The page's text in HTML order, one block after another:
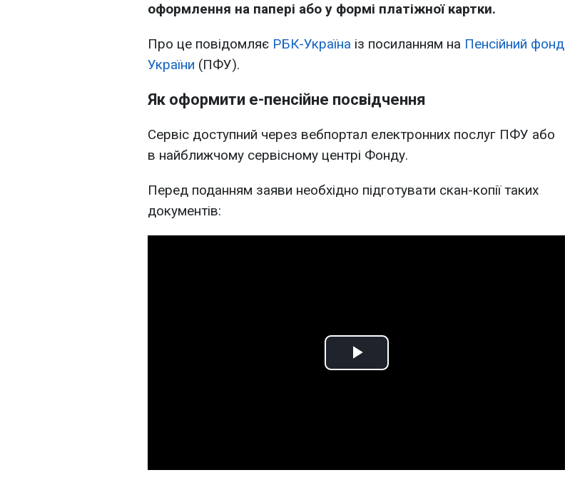
оформлення на папері або у формі платіжної картки.
Про це повідомляє РБК-Україна із посиланням на Пенсійний фонд
України (ПФУ).
Як оформити е-пенсійне посвідчення
Сервіс доступний через вебпортал електронних послуг ПФУ або
в найближчому сервісному центрі Фонду.
Перед поданням заяви необхідно підготувати скан-копії таких
документів:
Play